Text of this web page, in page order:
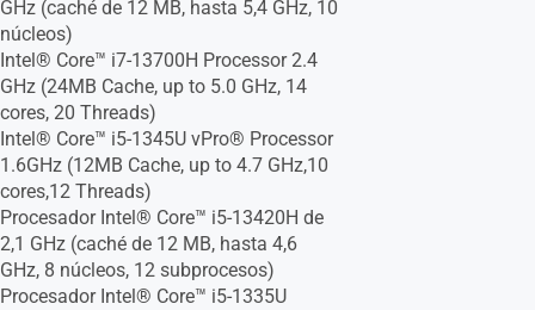
GHz (caché de 12 MB, hasta 5,4 GHz, 10
núcleos)
Intel® Core™ i7-13700H Processor 2.4
GHz (24MB Cache, up to 5.0 GHz, 14
cores, 20 Threads)
Intel® Core™ i5-1345U vPro® Processor
1.6GHz (12MB Cache, up to 4.7 GHz,10
cores,12 Threads)
Procesador Intel® Core™ i5-13420H de
2,1 GHz (caché de 12 MB, hasta 4,6
GHz, 8 núcleos, 12 subprocesos)
Procesador Intel® Core™ i5-1335U